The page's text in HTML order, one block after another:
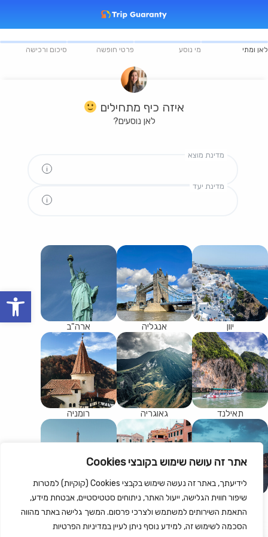
אתר זה עושה שימוש בקובצי Cookies
לידיעתך, באתר זה נעשה שימוש בקבצי Cookies (קוקיות) למטרות
שיפור חווית הגלישה, ייעול האתר, ניתוחים סטטיסטיים, אבטחת מידע,
התאמת השירותים למשתמש ולצרכי פרסום. המשך גלישה באתר מהווה
הסכמה לשימוש זה, למידע נוסף ניתן לעיין במדיניות הפרטיות
לאן ומתי מי נוסע פרטי חופשה סיכום ורכישה
איזה כיף מתחילים
לאן נוסעים?
מדינת מוצא
מדינת יעד
יוון אנגליה ארה"ב
תאילנד גאוגריה רומניה
הונגריה איטליה צרפת